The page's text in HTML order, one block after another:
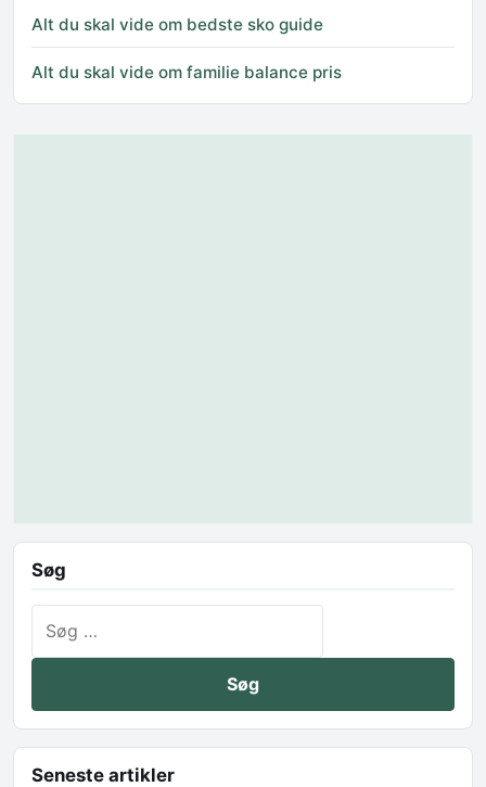
Alt du skal vide om bedste sko guide
Alt du skal vide om familie balance pris
Søg
Seneste artikler